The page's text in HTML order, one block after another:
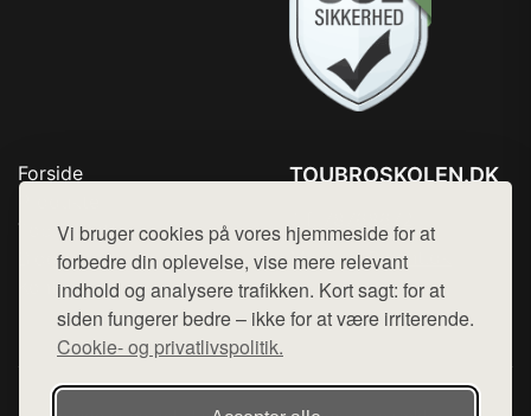
Vi bruger cookies på vores hjemmeside for at
forbedre din oplevelse, vise mere relevant
indhold og analysere trafikken. Kort sagt: for at
siden fungerer bedre – ikke for at være irriterende.
Cookie- og privatlivspolitik.
Forside
Top Rabatter
Blog
Kontakt
TOUBROSKOLEN.DK
Mail: hej@want.dk
Cookie- og privatlivspolitik